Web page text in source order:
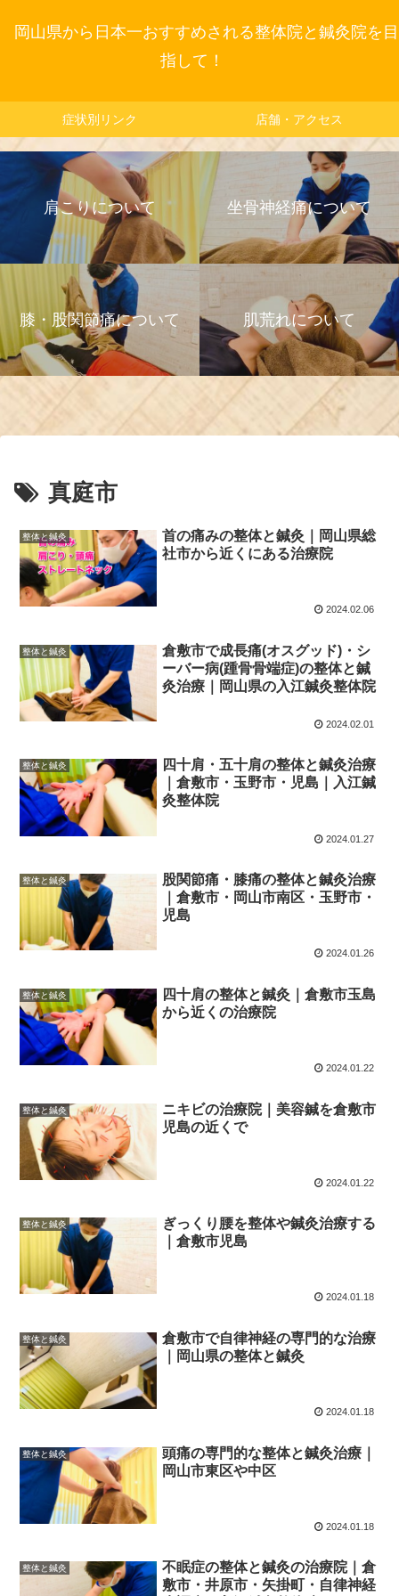
岡山県から日本一おすすめされる整体院と鍼灸院を目
指して！
症状別リンク 店舗・アクセス
肩こりについて 坐骨神経痛について
膝・股関節痛について 肌荒れについて
真庭市
整体と鍼灸
首の痛みの整体と鍼灸｜岡山県総
社市から近くにある治療院
2024.02.06
整体と鍼灸
倉敷市で成長痛(オスグッド)・シ
ーバー病(踵骨骨端症)の整体と鍼
灸治療｜岡山県の入江鍼灸整体院
2024.02.01
整体と鍼灸
四十肩・五十肩の整体と鍼灸治療
｜倉敷市・玉野市・児島｜入江鍼
灸整体院
2024.01.27
整体と鍼灸
股関節痛・膝痛の整体と鍼灸治療
｜倉敷市・岡山市南区・玉野市・
児島
2024.01.26
整体と鍼灸
四十肩の整体と鍼灸｜倉敷市玉島
から近くの治療院
2024.01.22
整体と鍼灸
ニキビの治療院｜美容鍼を倉敷市
児島の近くで
2024.01.22
整体と鍼灸
ぎっくり腰を整体や鍼灸治療する
｜倉敷市児島
2024.01.18
整体と鍼灸
倉敷市で自律神経の専門的な治療
｜岡山県の整体と鍼灸
2024.01.18
整体と鍼灸
頭痛の専門的な整体と鍼灸治療｜
岡山市東区や中区
2024.01.18
整体と鍼灸
不眠症の整体と鍼灸の治療院｜倉
敷市・井原市・矢掛町・自律神経